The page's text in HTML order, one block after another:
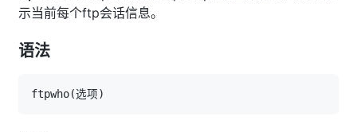
示当前每个ftp会话信息。
语法
ftpwho(选项)